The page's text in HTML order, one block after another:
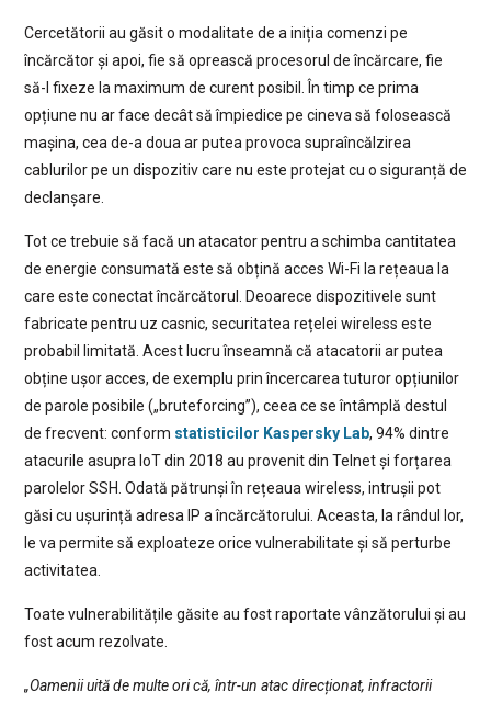
Cercetătorii au găsit o modalitate de a iniția comenzi pe
încărcător și apoi, fie să oprească procesorul de încărcare, fie
să-l fixeze la maximum de curent posibil. În timp ce prima
opțiune nu ar face decât să împiedice pe cineva să folosească
mașina, cea de-a doua ar putea provoca supraîncălzirea
cablurilor pe un dispozitiv care nu este protejat cu o siguranță de
declanșare.
Tot ce trebuie să facă un atacator pentru a schimba cantitatea
de energie consumată este să obțină acces Wi-Fi la rețeaua la
care este conectat încărcătorul. Deoarece dispozitivele sunt
fabricate pentru uz casnic, securitatea rețelei wireless este
probabil limitată. Acest lucru înseamnă că atacatorii ar putea
obține ușor acces, de exemplu prin încercarea tuturor opțiunilor
de parole posibile („bruteforcing”), ceea ce se întâmplă destul
de frecvent: conform statisticilor Kaspersky Lab, 94% dintre
atacurile asupra IoT din 2018 au provenit din Telnet și forțarea
parolelor SSH. Odată pătrunși în rețeaua wireless, intrușii pot
găsi cu ușurință adresa IP a încărcătorului. Aceasta, la rândul lor,
le va permite să exploateze orice vulnerabilitate și să perturbe
activitatea.
Toate vulnerabilitățile găsite au fost raportate vânzătorului și au
fost acum rezolvate.
„Oamenii uită de multe ori că, într-un atac direcționat, infractorii